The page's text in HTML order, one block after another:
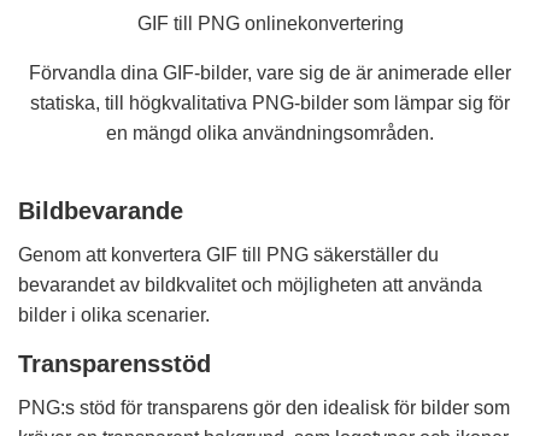
GIF till PNG onlinekonvertering
Förvandla dina GIF-bilder, vare sig de är animerade eller
statiska, till högkvalitativa PNG-bilder som lämpar sig för
en mängd olika användningsområden.
Bildbevarande
Genom att konvertera GIF till PNG säkerställer du
bevarandet av bildkvalitet och möjligheten att använda
bilder i olika scenarier.
Transparensstöd
PNG:s stöd för transparens gör den idealisk för bilder som